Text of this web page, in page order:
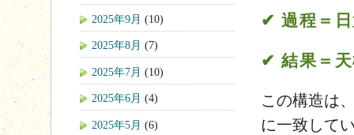
✔ 過程＝
✔ 結果＝
この構造は
に一致して
2025年9月 (10)
2025年8月 (7)
2025年7月 (10)
2025年6月 (4)
2025年5月 (6)